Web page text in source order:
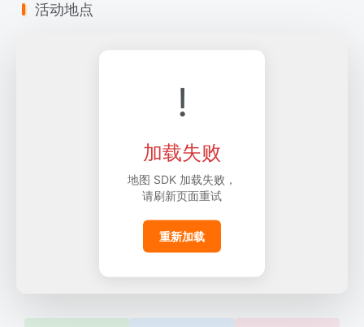
Furban Jungle
動。酒店詳情現時尚未確定，我們將會於之後時間確實並公布
家一個全新、有趣、並難忘的香港毛毛體驗
活动地点
!
加载失败
地图 SDK 加载失败，
请刷新页面重试
重新加载